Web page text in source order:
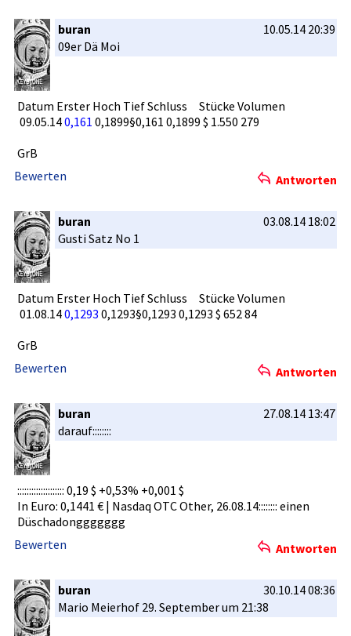
buran
10.05.14 20:39
09er Dä Moi
Datum Erster Hoch Tief Schluss Stücke Volumen
09.05­.140,161­ 0,189­9§0,161 0,1899 $ 1.550 279
GrB
Bewerten
Antworten
buran
03.08.14 18:02
Gusti Satz No 1
Datum Erster Hoch Tief Schluss Stücke Volumen
01.08­.140,129­3 0,129­3§0,1293 0,1293 $ 652 84
GrB
Bewerten
Antworten
buran
27.08.14 13:47
darauf::::­::::
::::::::::­::::::::::­ 0,19 $ +0,53% +0,001 $
In Euro: 0,1441 € | Nasdaq OTC Other, 26.08.14::­:::::: einen
Düschadong­gggggg
Bewerten
Antworten
buran
30.10.14 08:36
Mario Meierhof 29. September um 21:38